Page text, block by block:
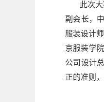
此次
副会长，
服装设计
京服装学
公司设计
正的准则